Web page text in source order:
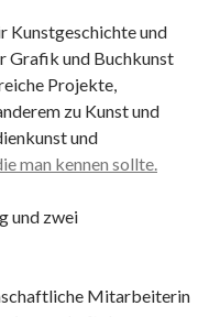
Kunstgeschichte und
Grafik und Buchkunst
Projekte,
zu Kunst und
und
man kennen sollte.
und zwei
Mitarbeiterin